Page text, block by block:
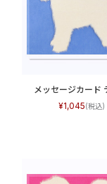
メッセージカード
1,045